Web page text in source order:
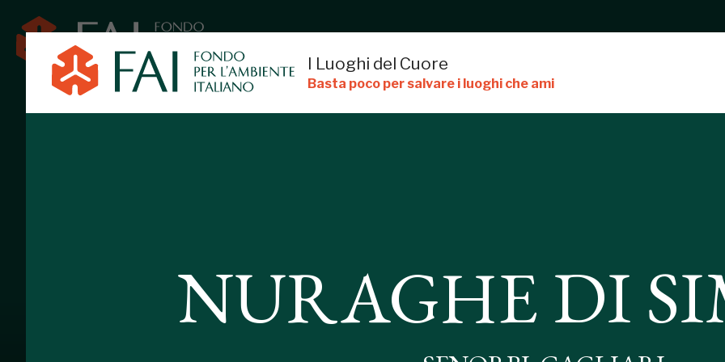
I Luoghi del Cuore
Basta poco per salvare i luoghi che ami
NURAGHE DI
SENORBI, CAGLIARI